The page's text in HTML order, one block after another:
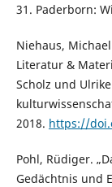
31. Paderborn:
Niehaus,
Literatur &
Scholz und
2018. https://
Pohl, Rüdiger.
Gedächtnis und